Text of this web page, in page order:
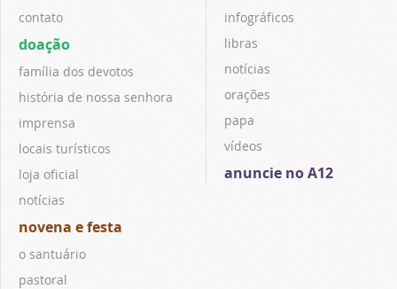
contato
doação
família dos devotos
história de nossa senhora
imprensa
locais turísticos
loja oficial
notícias
novena e festa
o santuário
pastoral
infográficos
libras
notícias
orações
papa
vídeos
anuncie no A12